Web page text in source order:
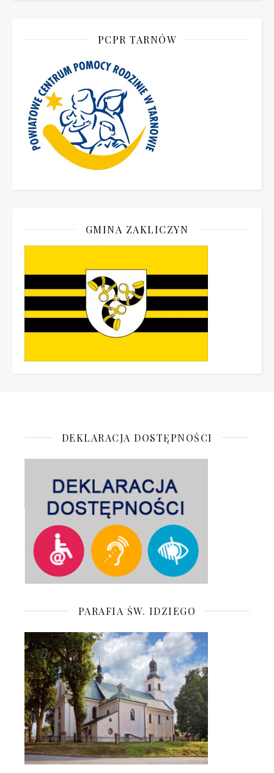
PCPR TARNÓW
GMINA ZAKLICZYN
DEKLARACJA DOSTĘPNOŚCI
PARAFIA ŚW. IDZIEGO